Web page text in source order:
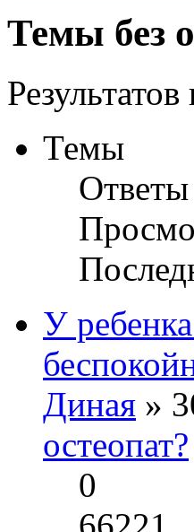
Темы без
Темы
Ответы
У
Диная »
остеопат?
0